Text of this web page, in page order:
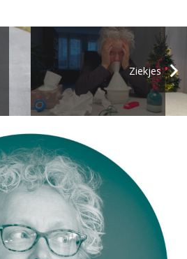
Ziekjes